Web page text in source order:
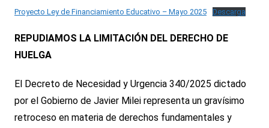
Proyecto Ley de Financiamiento Educativo – Mayo 2025 Descarga
REPUDIAMOS LA LIMITACIÓN DEL DERECHO DE
HUELGA
El Decreto de Necesidad y Urgencia 340/2025 dictado
por el Gobierno de Javier Milei representa un gravísimo
retroceso en materia de derechos fundamentales y